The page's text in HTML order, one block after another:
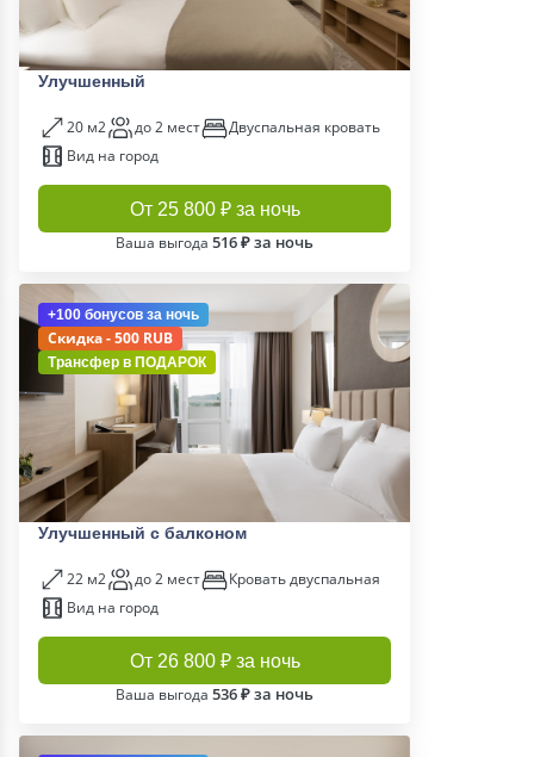
Улучшенный
20 м2 до 2 мест
Двуспальная кровать
Вид на город
От 25 800 ₽ за ночь
Ваша выгода 516 ₽ за ночь
+100 бонусов за ночь
Скидка - 500 RUB
Трансфер в ПОДАРОК
Улучшенный с балконом
22 м2 до 2 мест
Кровать двуспальная
Вид на город
От 26 800 ₽ за ночь
Ваша выгода 536 ₽ за ночь